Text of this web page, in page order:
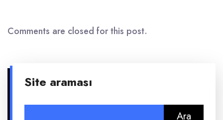
Comments are closed for this post.
Site araması